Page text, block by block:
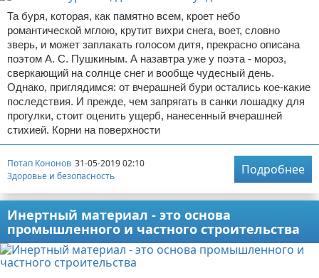
Та буря, которая, как памятно всем, кроет небо
романтической мглою, крутит вихри снега, воет, словно
зверь, и может заплакать голосом дитя, прекрасно описана
поэтом А. С. Пушкиным. А назавтра уже у поэта - мороз,
сверкающий на солнце снег и вообще чудесный день.
Однако, приглядимся: от вчерашней бури остались кое-какие
последствия. И прежде, чем запрягать в санки лошадку для
прогулки, стоит оценить ущерб, нанесенный вчерашней
стихией. Корни на поверхности
Потап Кононов 31-05-2019 02:10
Здоровье и безопасность
Подробнее
Инертный материал - это основа
промышленного и частного строительства